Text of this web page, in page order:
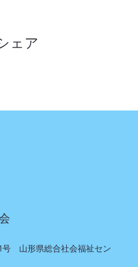
ェア
号 山形県総合社会福祉セン